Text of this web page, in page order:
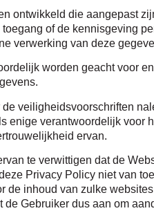
ontwikkeld die aangepast
of de kennisgeving
verwerking van deze
worden geacht voor
veiligheidsvoorschriften
enige verantwoordelijk voor
ervan.
te verwittigen dat de
Privacy Policy niet van
de inhoud van zulke
Gebruiker dus aan om